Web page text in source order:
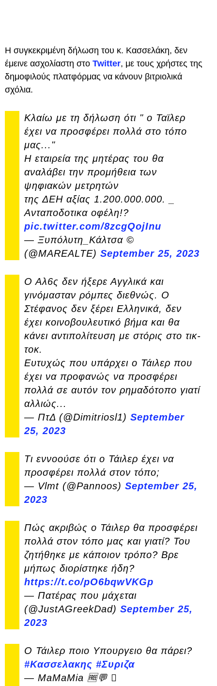
Η συγκεκριμένη δήλωση του κ. Κασσελάκη, δεν
έμεινε ασχολίαστη στο Twitter, με τους χρήστες της
δημοφιλούς πλατφόρμας να κάνουν βιτριολικά
σχόλια.
Κλαίω με τη δήλωση ότι " ο Ταϊλερ
έχει να προσφέρει πολλά στο τόπο
μας..."
Η εταιρεία της μητέρας του θα
αναλάβει την προμήθεια των
ψηφιακών μετρητών
της ΔΕΗ αξίας 1.200.000.000. _
Ανταποδοτικα οφέλη!?
pic.twitter.com/8zcgQojInu
— Ξυπόλυτη_Κάλτσα ©
(@MAREALTE) September 25, 2023
Ο Αλ6ς δεν ήξερε Αγγλικά και
γινόμασταν ρόμπες διεθνώς. Ο
Στέφανος δεν ξέρει Ελληνικά, δεν
έχει κοινοβουλευτικό βήμα και θα
κάνει αντιπολίτευση με στόρις στο τικ-
τοκ.
Ευτυχώς που υπάρχει ο Τάιλερ που
έχει να προφανώς να προσφέρει
πολλά σε αυτόν τον ρημαδότοπο γιατί
αλλιώς...
— ΠτΔ (@Dimitriosl1) September
25, 2023
Τι εννοούσε ότι ο Τάιλερ έχει να
προσφέρει πολλά στον τόπο;
— Vlmt (@Pannoos) September 25,
2023
Πώς ακριβώς ο Τάιλερ θα προσφέρει
πολλά στον τόπο μας και γιατί? Του
ζητήθηκε με κάποιον τρόπο? Βρε
μήπως διορίστηκε ήδη?
https://t.co/pO6bqwVKGp
— Πατέρας που μάχεται
(@JustAGreekDad) September 25,
2023
Ο Τάιλερ ποιο Υπουργειο θα πάρει?
#Κασσελακης #Συριζα
— MaMaMia 🆓💬 